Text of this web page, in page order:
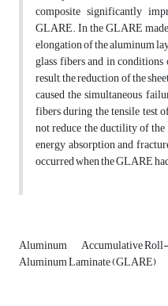
composite significantly
GLARE. In the GLARE
elongation of the aluminum
glass fibers and in
result, the reduction of the
caused the simultaneous
fibers during the tensile test
not reduce the ductility of
energy absorption and
occurred when the GLARE
Aluminum Accumulative
Aluminum Laminate (GLARE)